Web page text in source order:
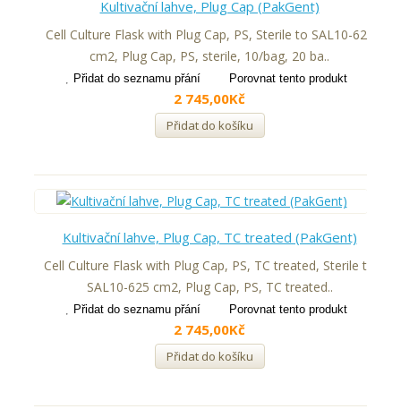
Kultivační lahve, Plug Cap (PakGent)
Cell Culture Flask with Plug Cap, PS, Sterile to SAL10-625
cm2, Plug Cap, PS, sterile, 10/bag, 20 ba..
Přidat do seznamu přání Porovnat tento produkt
2 745,00Kč
Přidat do košíku
Kultivační lahve, Plug Cap, TC treated (PakGent)
Cell Culture Flask with Plug Cap, PS, TC treated, Sterile to
SAL10-625 cm2, Plug Cap, PS, TC treated..
Přidat do seznamu přání Porovnat tento produkt
2 745,00Kč
Přidat do košíku